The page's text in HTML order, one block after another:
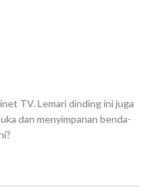
TV. Lemari dinding ini juga
dan menyimpanan benda-